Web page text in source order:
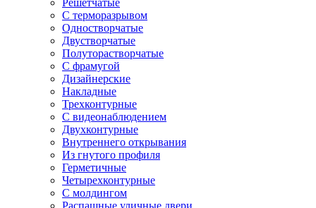
Решетчатые
С терморазрывом
Одностворчатые
Двустворчатые
Полуторастворчатые
С фрамугой
Дизайнерские
Накладные
Трехконтурные
С видеонаблюдением
Двухконтурные
Внутреннего открывания
Из гнутого профиля
Герметичные
Четырехконтурные
С молдингом